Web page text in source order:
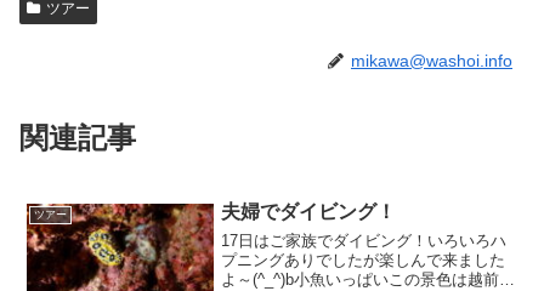
ツアー
mikawa@washoi.info
関連記事
ツアー 夫婦でダイビング！
17日はご家族でダイビング！いろいろハ
プニングありでしたが楽しんで来ました
よ～(^_^)b小魚いっぱいこの景色は越前な